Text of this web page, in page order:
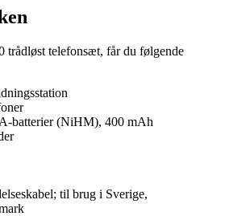
trådløst telefonsæt, får du følgende
batterier (NiHM), 400 mAh
til brug i Sverige,